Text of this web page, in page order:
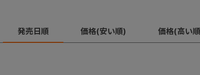
発売日順 価格(安い順) 価格(高い